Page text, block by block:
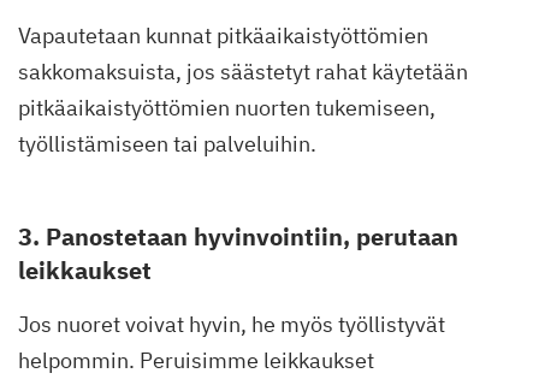
Vapautetaan kunnat pitkäaikaistyöttömien
sakkomaksuista, jos säästetyt rahat käytetään
pitkäaikaistyöttömien nuorten tukemiseen,
työllistämiseen tai palveluihin.
3. Panostetaan hyvinvointiin, perutaan
leikkaukset
Jos nuoret voivat hyvin, he myös työllistyvät
helpommin. Peruisimme leikkaukset